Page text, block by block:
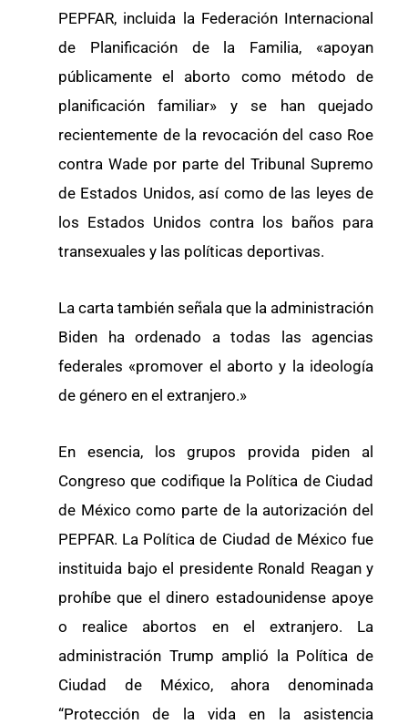
PEPFAR, incluida la Federación Internacional
de Planificación de la Familia, «apoyan
públicamente el aborto como método de
planificación familiar» y se han quejado
recientemente de la revocación del caso Roe
contra Wade por parte del Tribunal Supremo
de Estados Unidos, así como de las leyes de
los Estados Unidos contra los baños para
transexuales y las políticas deportivas.
La carta también señala que la administración
Biden ha ordenado a todas las agencias
federales «promover el aborto y la ideología
de género en el extranjero.»
En esencia, los grupos provida piden al
Congreso que codifique la Política de Ciudad
de México como parte de la autorización del
PEPFAR. La Política de Ciudad de México fue
instituida bajo el presidente Ronald Reagan y
prohíbe que el dinero estadounidense apoye
o realice abortos en el extranjero. La
administración Trump amplió la Política de
Ciudad de México, ahora denominada
“Protección de la vida en la asistencia